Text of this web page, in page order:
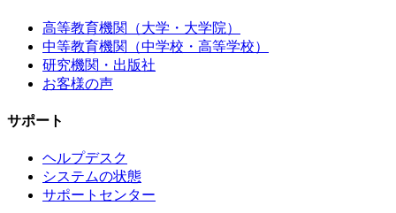
高等教育機関（大学・大学院）
中等教育機関（中学校・高等学校）
研究機関・出版社
お客様の声
サポート
ヘルプデスク
システムの状態
サポートセンター